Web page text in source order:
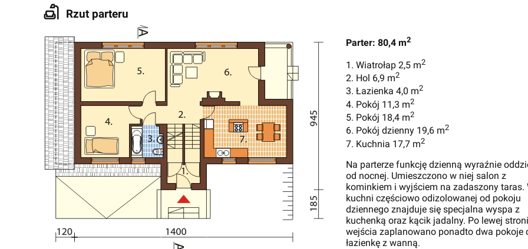
Rzut parteru
Parter: 80,4 m2
1. Wiatrołap 2,5 m2
2. Hol 6,9 m2
3. Łazienka 4,0 m2
4. Pokój 11,3 m2
5. Pokój 18,4 m2
6. Pokój dzienny 19,6 m2
7. Kuchnia 17,7 m2
Na parterze funkcję dzienną wyraźnie
od nocnej. Umieszczono w niej salon z
kominkiem i wyjściem na zadaszony taras.
kuchni częściowo odizolowanej od pokoju
dziennego znajduje się specjalna wyspa z
kuchenką oraz kącik jadalny. Po lewej
wejścia zaplanowano ponadto dwa pokoje
łazienkę z wanną.